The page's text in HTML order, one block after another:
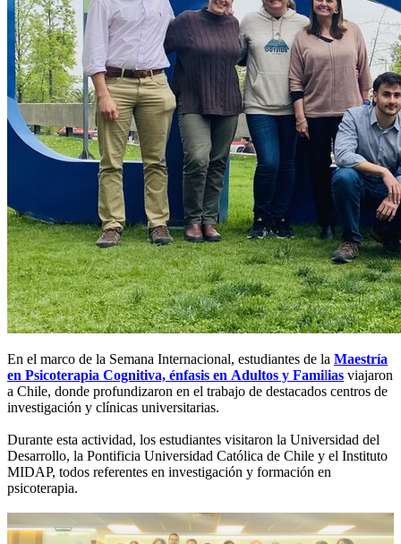
En el marco de la Semana Internacional, estudiantes de la Maestría
en Psicoterapia Cognitiva, énfasis en Adultos y Familias viajaron
a Chile, donde profundizaron en el trabajo de destacados centros de
investigación y clínicas universitarias.
Durante esta actividad, los estudiantes visitaron la Universidad del
Desarrollo, la Pontificia Universidad Católica de Chile y el Instituto
MIDAP, todos referentes en investigación y formación en
psicoterapia.